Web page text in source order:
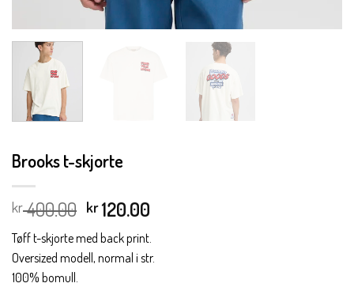
Brooks t-skjorte
kr400.00 Opprinnelig
pris
var:
kr 400.00.
kr120.00
er:
kr 120.00.
Tøff t-skjorte med back print.
Oversized modell, normal i str.
100% bomull.